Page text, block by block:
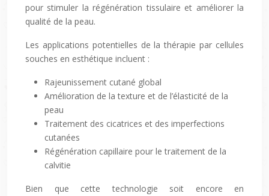
pour stimuler la régénération tissulaire et améliorer la
qualité de la peau.
Les applications potentielles de la thérapie par cellules
souches en esthétique incluent :
Rajeunissement cutané global
Amélioration de la texture et de l’élasticité de la
peau
Traitement des cicatrices et des imperfections
cutanées
Régénération capillaire pour le traitement de la
calvitie
Bien que cette technologie soit encore en